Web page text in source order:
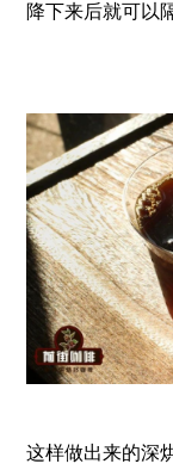
降下来后就可以
这样做出来的深